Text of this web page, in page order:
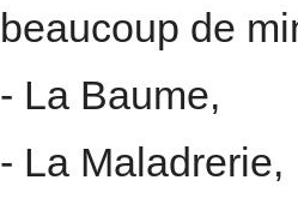
beaucoup de
- La Baume,
- La Maladrerie,